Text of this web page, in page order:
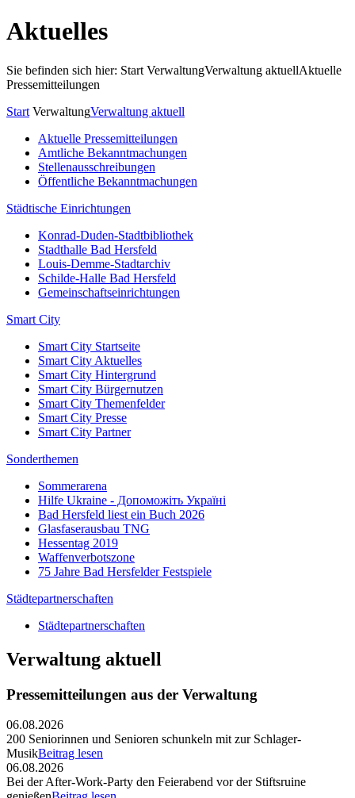
Aktuelles
Sie befinden sich hier: Start VerwaltungVerwaltung aktuellAktuelle
Pressemitteilungen
Start VerwaltungVerwaltung aktuell
Aktuelle Pressemitteilungen
Amtliche Bekanntmachungen
Stellenausschreibungen
Öffentliche Bekanntmachungen
Städtische Einrichtungen
Konrad-Duden-Stadtbibliothek
Stadthalle Bad Hersfeld
Louis-Demme-Stadtarchiv
Schilde-Halle Bad Hersfeld
Gemeinschaftseinrichtungen
Smart City
Smart City Startseite
Smart City Aktuelles
Smart City Hintergrund
Smart City Bürgernutzen
Smart City Themenfelder
Smart City Presse
Smart City Partner
Sonderthemen
Sommerarena
Hilfe Ukraine - Допоможіть Україні
Bad Hersfeld liest ein Buch 2026
Glasfaserausbau TNG
Hessentag 2019
Waffenverbotszone
75 Jahre Bad Hersfelder Festspiele
Städtepartnerschaften
Städtepartnerschaften
Verwaltung aktuell
Pressemitteilungen aus der Verwaltung
06.08.2026
200 Seniorinnen und Senioren schunkeln mit zur Schlager-
MusikBeitrag lesen
06.08.2026
Bei der After-Work-Party den Feierabend vor der Stiftsruine